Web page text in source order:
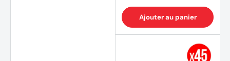
Ajouter au panier